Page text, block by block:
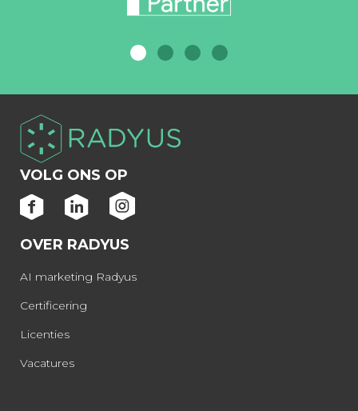
VOLG ONS OP
OVER RADYUS
AI marketing Radyus
Certificering
Licenties
Vacatures